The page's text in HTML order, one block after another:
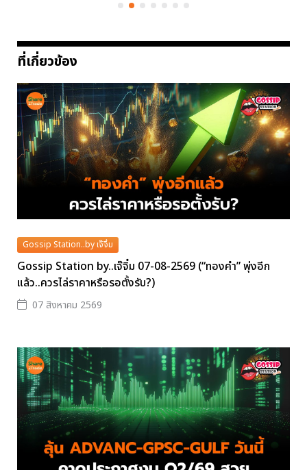
ที่เกี่ยวข้อง
Gossip Station..by เจ๊จิ๋ม
Gossip Station by..เจ๊จิ๋ม 07-08-2569 (“ทองคำ” พุ่งอีก
แล้ว..ควรไล่ราคาหรือรอตั้งรับ?)
07 สิงหาคม 2569